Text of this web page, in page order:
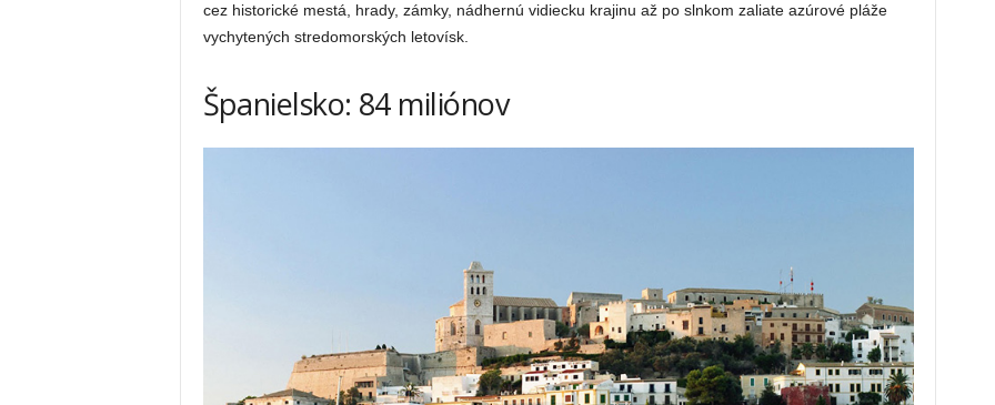
cez historické mestá, hrady, zámky, nádhernú vidiecku krajinu až po slnkom zaliate azúrové pláže
vychytených stredomorských letovísk.
Španielsko: 84 miliónov